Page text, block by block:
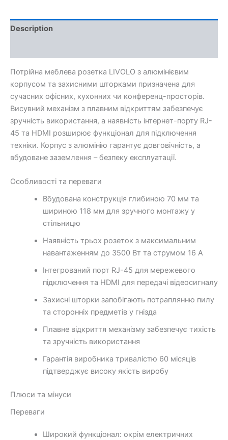
Description
Потрійна меблева розетка LIVOLO з алюмінієвим
корпусом та захисними шторками призначена для
сучасних офісних, кухонних чи конференц-просторів.
Висувний механізм з плавним відкриттям забезпечує
зручність використання, а наявність інтернет-порту RJ-
45 та HDMI розширює функціонал для підключення
техніки. Корпус з алюмінію гарантує довговічність, а
вбудоване заземлення – безпеку експлуатації.
Особливості та переваги
Вбудована конструкція глибиною 70 мм та
шириною 118 мм для зручного монтажу у
стільницю
Наявність трьох розеток з максимальним
навантаженням до 3500 Вт та струмом 16 А
Інтегрований порт RJ-45 для мережевого
підключення та HDMI для передачі відеосигналу
Захисні шторки запобігають потраплянню пилу
та сторонніх предметів у гнізда
Плавне відкриття механізму забезпечує тихість
та зручність використання
Гарантія виробника тривалістю 60 місяців
підтверджує високу якість виробу
Плюси та мінуси
Переваги
Широкий функціонал: окрім електричних